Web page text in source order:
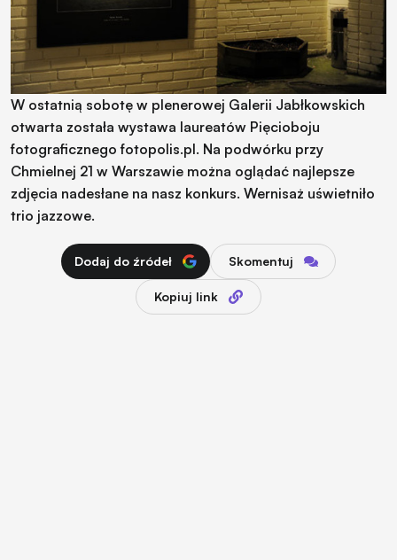
W ostatnią sobotę w plenerowej Galerii Jabłkowskich
otwarta została wystawa laureatów Pięcioboju
fotograficznego fotopolis.pl. Na podwórku przy
Chmielnej 21 w Warszawie można oglądać najlepsze
zdjęcia nadesłane na nasz konkurs. Wernisaż uświetniło
trio jazzowe.
Dodaj do źródeł Skomentuj
Kopiuj link